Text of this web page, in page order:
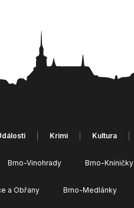
Krimi Kultura
Brno-Vinohrady Brno-Kníničky
a Obřany Brno-Medlánky